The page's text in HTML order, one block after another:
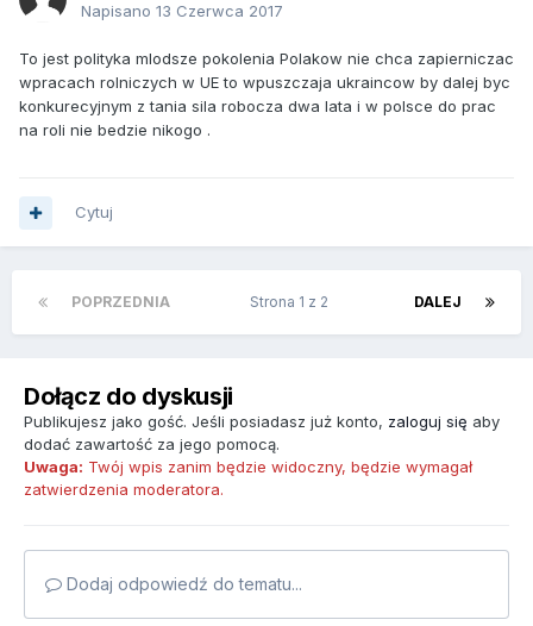
Napisano 13 Czerwca 2017
To jest polityka mlodsze pokolenia Polakow nie chca zapierniczac
wpracach rolniczych w UE to wpuszczaja ukraincow by dalej byc
konkurecyjnym z tania sila robocza dwa lata i w polsce do prac
na roli nie bedzie nikogo .
Cytuj
POPRZEDNIA DALEJ
Strona 1 z 2
Dołącz do dyskusji
Publikujesz jako gość. Jeśli posiadasz już konto, zaloguj się aby
dodać zawartość za jego pomocą.
Uwaga: Twój wpis zanim będzie widoczny, będzie wymagał
zatwierdzenia moderatora.
Dodaj odpowiedź do tematu...